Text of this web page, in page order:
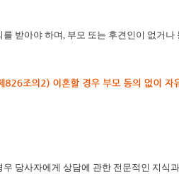
받아야 하며, 부모 또는 후견인이 없거나
당사자에게 상담에 관한 전문적인 지식